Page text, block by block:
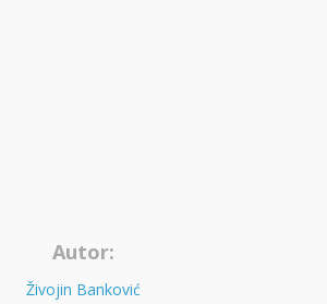
Autor:
Živojin Banković